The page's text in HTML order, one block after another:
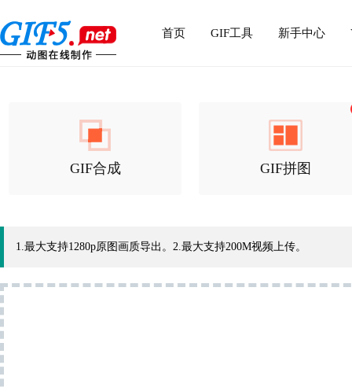
首页 GIF工具 新手中心
GIF合成 GIF拼图
1.最大支持1280p原图画质导出。2.最大支持200M视频上传。